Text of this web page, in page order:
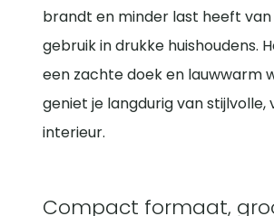
brandt en minder last heeft
gebruik in drukke huishoudens.
een zachte doek en lauwwarm
geniet je langdurig van
interieur.
Compact formaat,